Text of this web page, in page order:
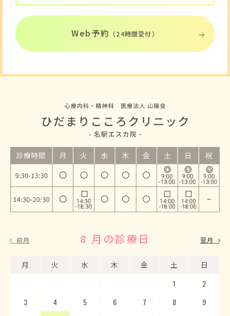
Web予約 （24時間受付）
前月 8 月の診療日
月 火 水 木 金 土 日
1
2
3
4 5 6 7 8
9
9 月の診療日
月 火 水 木 金 土 日
5
6
7
8 9 10 11 12
13
翌月